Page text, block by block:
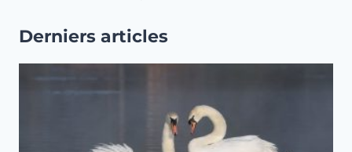
Derniers articles